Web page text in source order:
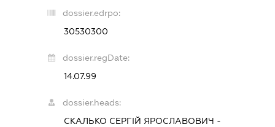
dossier.edrpo:
30530300
dossier.regDate:
14.07.99
dossier.heads:
СКАЛЬКО СЕРГІЙ ЯРОСЛАВОВИЧ -